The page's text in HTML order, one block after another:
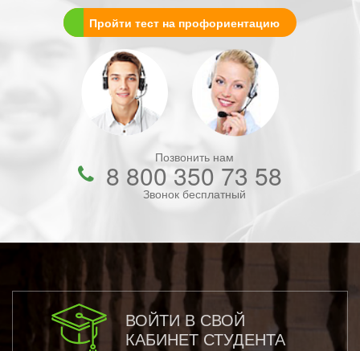
Пройти тест на профориентацию
Позвонить нам
8 800 350 73 58
Звонок бесплатный
ВОЙТИ В СВОЙ
КАБИНЕТ СТУДЕНТА